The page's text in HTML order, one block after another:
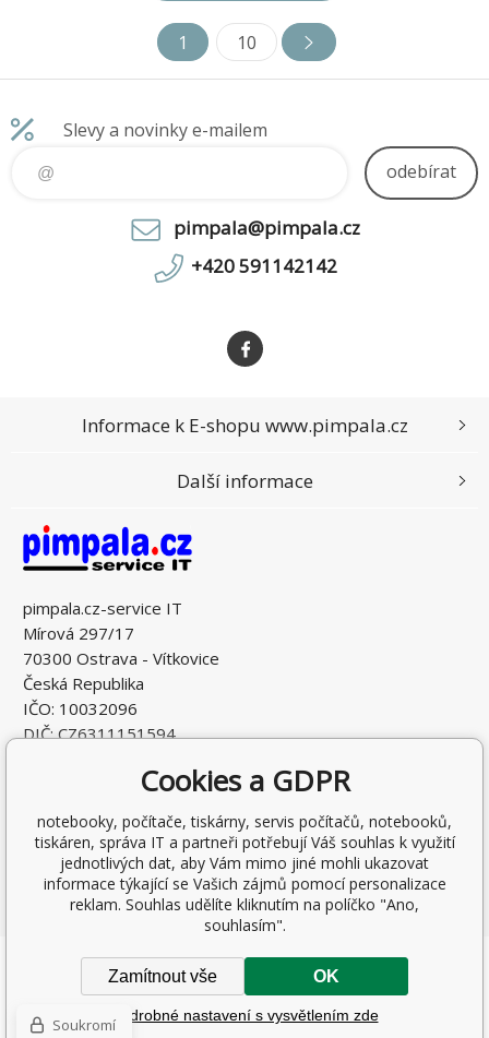
TOPS) Paměť: ne Počet slotů
(celkem/volných): 2 sloty SO-
DIMM DDR5, p
úložiště: 2x M.2 2280 SSD
Optická mechanika: ne Čtečka
paměťových karet: ne Gr
1 10
Slevy a novinky e-mailem
odebírat
pimpala@pimpala.cz
+420 591142142
pimpala.cz-service IT
Mírová 297/17
70300 Ostrava - Vítkovice
Česká Republika
IČO: 10032096
DIČ: CZ6311151594
Informace k E-shopu www.pimpala.cz
Další informace
Copyright © 2026 Ing. Antonín Pohludka
Všechna práva vyhrazena.
WWW stránkydodalBINARGON.cz-Mapa stránek
Cookies a GDPR
notebooky, počítače, tiskárny, servis počítačů, notebooků,
tiskáren, správa IT a partneři potřebují Váš souhlas k využití
jednotlivých dat, aby Vám mimo jiné mohli ukazovat
informace týkající se Vašich zájmů pomocí personalizace
reklam. Souhlas udělíte kliknutím na políčko "Ano,
souhlasím".
Zamítnout vše OK
Podrobné nastavení s vysvětlením zde
Soukromí